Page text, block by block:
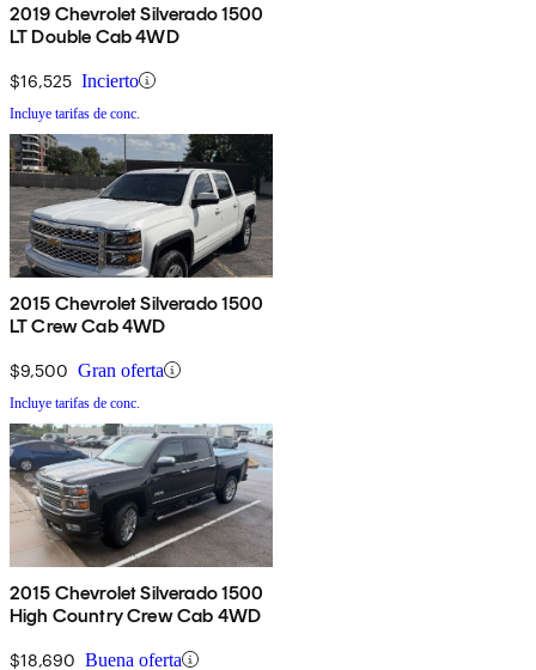
2019 Chevrolet Silverado 1500
LT Double Cab 4WD
$16,525 Incierto
Incluye tarifas de conc.
2015 Chevrolet Silverado 1500
LT Crew Cab 4WD
$9,500 Gran oferta
Incluye tarifas de conc.
2015 Chevrolet Silverado 1500
High Country Crew Cab 4WD
$18,690 Buena oferta